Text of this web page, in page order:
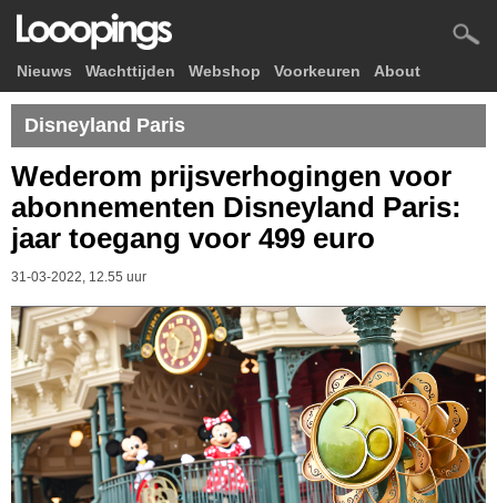
Nieuws Wachttijden Webshop Voorkeuren About
Disneyland Paris
Wederom prijsverhogingen voor
abonnementen Disneyland Paris:
jaar toegang voor 499 euro
31-03-2022, 12.55 uur